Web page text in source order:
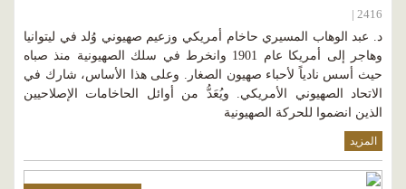
2416 |
د. عبد الوهاب المسيري حاخام أمريكي وزعيم صهيوني وُلد في ليتوانيا
وهاجر إلى أمريكا عام 1901 وانخرط في سلك الصهيونية منذ صباه
حيث أسس نادياً لأحباء صهيون الصغار. وعلى هذا الأساس، شارك في
الاتحاد الصهيوني الأمريكي. ويُعَدُّ من أوائل الحاخامات الإصلاحيين
الذين انضموا للحركة الصهيونية
المزيد